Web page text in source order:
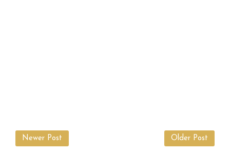
Newer Post Older Post